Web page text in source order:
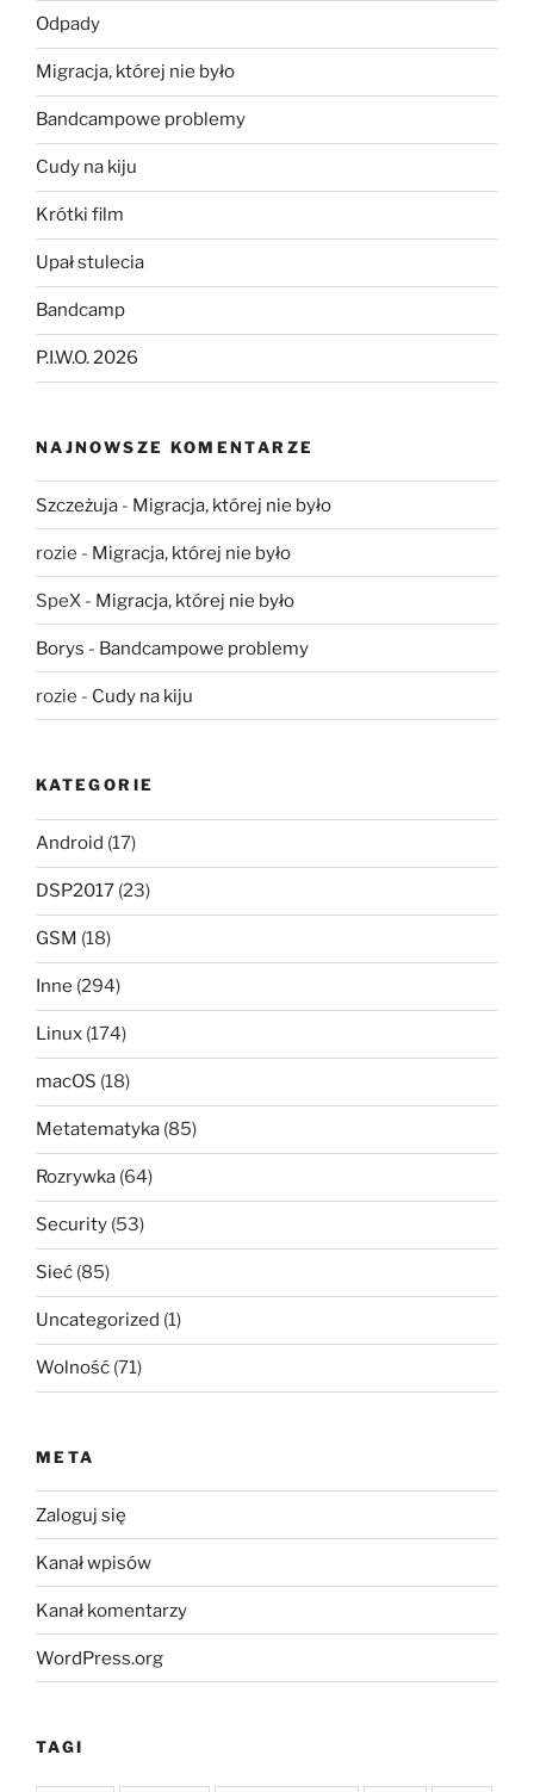
Odpady
Migracja, której nie było
Bandcampowe problemy
Cudy na kiju
Krótki film
Upał stulecia
Bandcamp
P.I.W.O. 2026
NAJNOWSZE KOMENTARZE
Szczeżuja - Migracja, której nie było
rozie - Migracja, której nie było
SpeX - Migracja, której nie było
Borys - Bandcampowe problemy
rozie - Cudy na kiju
KATEGORIE
Android (17)
DSP2017 (23)
GSM (18)
Inne (294)
Linux (174)
macOS (18)
Metatematyka (85)
Rozrywka (64)
Security (53)
Sieć (85)
Uncategorized (1)
Wolność (71)
META
Zaloguj się
Kanał wpisów
Kanał komentarzy
WordPress.org
TAGI